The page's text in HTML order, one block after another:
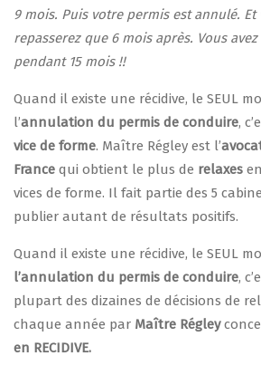
9 mois. Puis votre permis est annulé. Et
repasserez que 6 mois après. Vous
pendant 15 mois !!
Quand il existe une récidive, le SEUL
l’annulation du permis de conduire,
vice de forme. Maître Régley est l’
France qui obtient le plus de relaxes en
vices de forme. Il fait partie des 5
publier autant de résultats positifs.
Quand il existe une récidive, le SEUL
l’annulation du permis de conduire,
plupart des dizaines de décisions de
chaque année par Maître Régley
en RECIDIVE.